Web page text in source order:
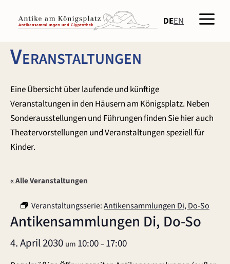
Inhalt
springen
DEEN
Veranstaltungen
Eine Übersicht über laufende und künftige
Veranstaltungen in den Häusern am Königsplatz. Neben
Sonderausstellungen und Führungen finden Sie hier auch
Theatervorstellungen und Veranstaltungen speziell für
Kinder.
« Alle Veranstaltungen
Veranstaltungsserie:Antikensammlungen Di, Do-So
Antikensammlungen Di, Do-So
4. April 2030 um 10:00–17:00